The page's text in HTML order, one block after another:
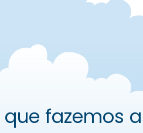
fazemos